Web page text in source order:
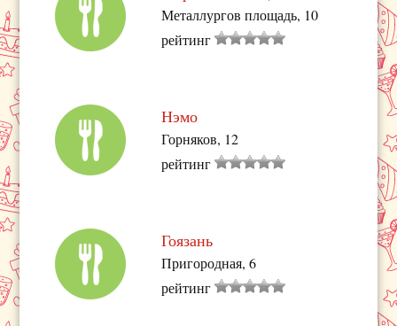
Металлургов площадь, 10
рейтинг
Нэмо
Горняков, 12
рейтинг
Гоязань
Пригородная, 6
рейтинг